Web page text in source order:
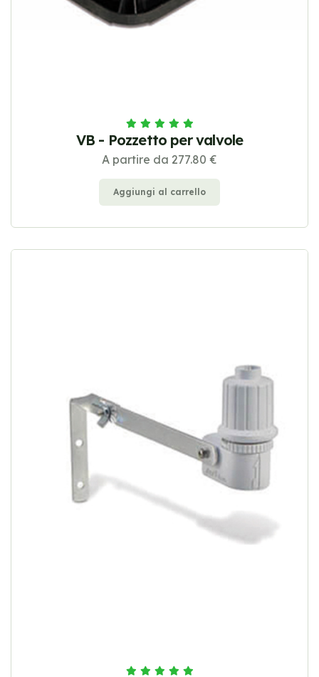
VB - Pozzetto per valvole
A partire da 277.80 €
Aggiungi al carrello